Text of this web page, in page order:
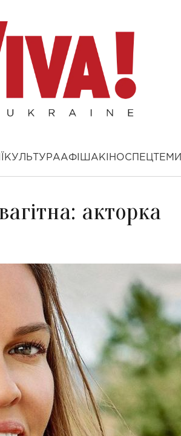
КУЛЬТУРААФІША КІНОСПЕЦТЕМИ
акторка